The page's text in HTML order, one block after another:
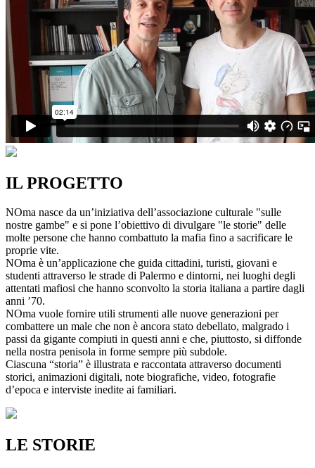
IL PROGETTO
NOma nasce da un’iniziativa dell’associazione culturale "sulle
nostre gambe" e si pone l’obiettivo di divulgare "le storie" delle
molte persone che hanno combattuto la mafia fino a sacrificare le
proprie vite.
NOma è un’applicazione che guida cittadini, turisti, giovani e
studenti attraverso le strade di Palermo e dintorni, nei luoghi degli
attentati mafiosi che hanno sconvolto la storia italiana a partire dagli
anni ’70.
NOma vuole fornire utili strumenti alle nuove generazioni per
combattere un male che non è ancora stato debellato, malgrado i
passi da gigante compiuti in questi anni e che, piuttosto, si diffonde
nella nostra penisola in forme sempre più subdole.
Ciascuna “storia” è illustrata e raccontata attraverso documenti
storici, animazioni digitali, note biografiche, video, fotografie
d’epoca e interviste inedite ai familiari.
LE STORIE